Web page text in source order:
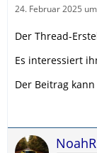
24. Februar 2025
Der Thread-
Es interessiert
Der Beitrag